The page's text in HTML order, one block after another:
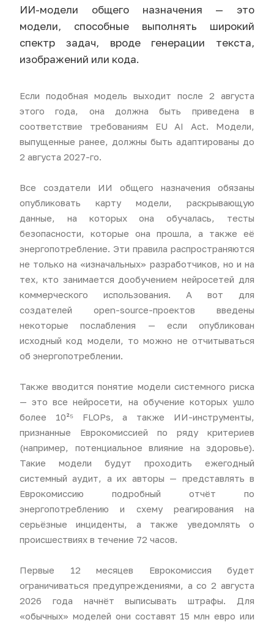
ИИ-модели общего назначения — это
модели, способные выполнять широкий
спектр задач, вроде генерации текста,
изображений или кода.
Если подобная модель выходит после 2 августа
этого года, она должна быть приведена в
соответствие требованиям EU AI Act. Модели,
выпущенные ранее, должны быть адаптированы до
2 августа 2027-го.
Все создатели ИИ общего назначения обязаны
опубликовать карту модели, раскрывающую
данные, на которых она обучалась, тесты
безопасности, которые она прошла, а также её
энергопотребление. Эти правила распространяются
не только на «изначальных» разработчиков, но и на
тех, кто занимается дообучением нейросетей для
коммерческого использования. А вот для
создателей open-source-проектов введены
некоторые послабления — если опубликован
исходный код модели, то можно не отчитываться
об энергопотреблении.
Также вводится понятие модели системного риска
— это все нейросети, на обучение которых ушло
более 10²⁵ FLOPs, а также ИИ-инструменты,
признанные Еврокомиссией по ряду критериев
(например, потенциальное влияние на здоровье).
Такие модели будут проходить ежегодный
системный аудит, а их авторы — представлять в
Еврокомиссию подробный отчёт по
энергопотреблению и схему реагирования на
серьёзные инциденты, а также уведомлять о
происшествиях в течение 72 часов.
Первые 12 месяцев Еврокомиссия будет
ограничиваться предупреждениями, а со 2 августа
2026 года начнёт выписывать штрафы. Для
«обычных» моделей они составят 15 млн евро или